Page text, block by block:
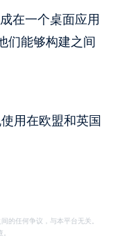
在一个桌面应用
们能够构建之间
用在欧盟和英国
的任何争议，与本平台无关。